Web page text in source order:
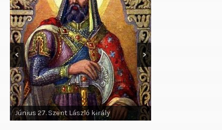
Június 29. Szent Pál apostol, Szent
Péter apostol
< >